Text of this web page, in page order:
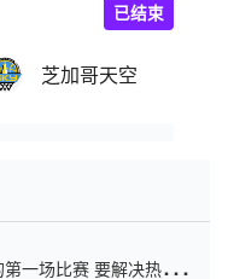
芝加哥天空
已结束
一场比赛 要解决热情的